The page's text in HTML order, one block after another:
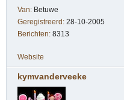
Van: Betuwe
Geregistreerd: 28-10-2005
Berichten: 8313
Website
kymvanderveeke